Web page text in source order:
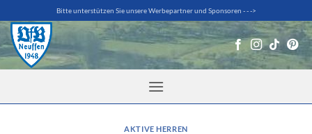
Inhalt
springen
Bitte unterstützen Sie unsere Werbepartner und Sponsoren - - ->
AKTIVE HERREN